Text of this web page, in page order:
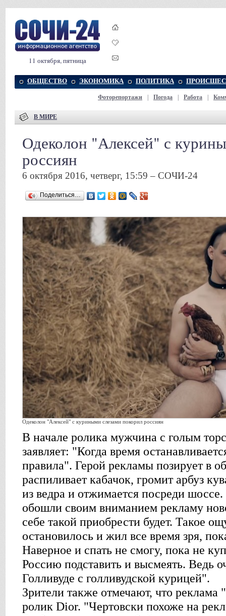
11 октября, пятница
ОБЩЕСТВО ЭКОНОМИКА ПОЛИТИКА
Фоторепортажи Погода Работа
В МИРЕ
Одеколон "Алексей" с
россиян
6 октября 2016, четверг, 15:59 – СОЧИ-24
Поделиться…
Одеколон "Алексей" с куриными слезами покорил россиян
В начале ролика мужчина с голым
заявляет: "Когда время
правила". Герой рекламы позирует в
распиливает кабачок, громит арбуз
из ведра и отжимается посреди
обошли своим вниманием рекламу
себе такой приобрести будет. Такое
остановилось и жил все время зря,
Наверное и спать не смогу, пока не
Россию подставить и высмеять. Ведь
Голливуде с голливудской курицей".
Зрители также отмечают, что реклама
ролик Dior. "Чертовски похоже на